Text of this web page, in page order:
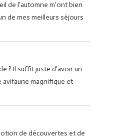
de l'automne m'ont bien
de mes meilleurs séjours
? Il suffit juste d’avoir un
avifaune magnifique et
de découvertes et de